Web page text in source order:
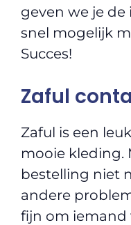
geven we je de
snel mogelijk
Succes!
Zaful
Zaful is een
mooie kleding.
bestelling niet
andere
fijn om iemand